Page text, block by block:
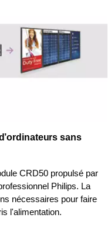
sans
CRD50 propulsé par
Philips. La
nécessaires pour faire
l'alimentation.